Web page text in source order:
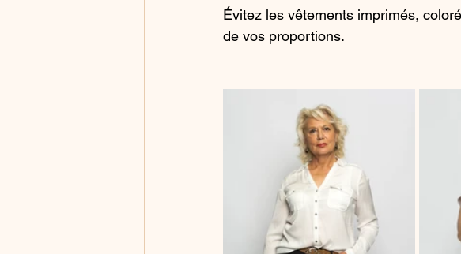
Évitez les vêtements imprimés,
de vos proportions.